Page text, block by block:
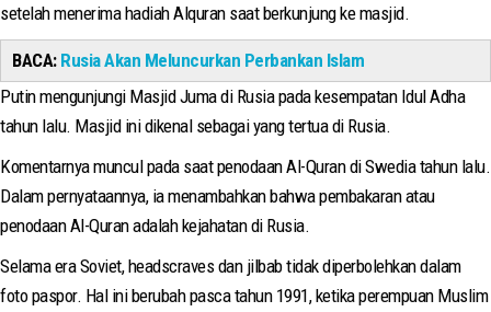
setelah menerima hadiah Alquran saat berkunjung ke masjid.
BACA: Rusia Akan Meluncurkan Perbankan Islam
Putin mengunjungi Masjid Juma di Rusia pada kesempatan Idul Adha
tahun lalu. Masjid ini dikenal sebagai yang tertua di Rusia.
Komentarnya muncul pada saat penodaan Al-Quran di Swedia tahun lalu.
Dalam pernyataannya, ia menambahkan bahwa pembakaran atau
penodaan Al-Quran adalah kejahatan di Rusia.
Selama era Soviet, headscraves dan jilbab tidak diperbolehkan dalam
foto paspor. Hal ini berubah pasca tahun 1991, ketika perempuan Muslim